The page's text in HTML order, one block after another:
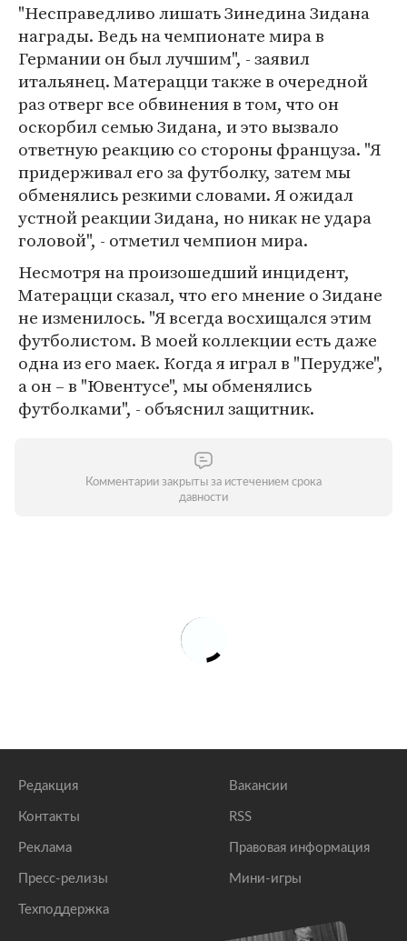
"Несправедливо лишать Зинедина Зидана
награды. Ведь на чемпионате мира в
Германии он был лучшим", - заявил
итальянец. Матерацци также в очередной
раз отверг все обвинения в том, что он
оскорбил семью Зидана, и это вызвало
ответную реакцию со стороны француза. "Я
придерживал его за футболку, затем мы
обменялись резкими словами. Я ожидал
устной реакции Зидана, но никак не удара
головой", - отметил чемпион мира.
Несмотря на произошедший инцидент,
Матерацци сказал, что его мнение о Зидане
не изменилось. "Я всегда восхищался этим
футболистом. В моей коллекции есть даже
одна из его маек. Когда я играл в "Перудже",
а он – в "Ювентусе", мы обменялись
футболками", - объяснил защитник.
Комментарии закрыты за истечением срока
давности
Редакция
Контакты
Реклама
Пресс-релизы
Техподдержка
Вакансии
RSS
Правовая информация
Мини-игры